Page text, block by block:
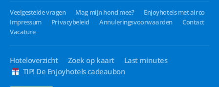
Veelgestelde vragen Mag mijn hond mee?
Enjoyhotels met airco
Impressum
Privacybeleid Annuleringsvoorwaarden
Contact
Vacature
Hoteloverzicht Zoek op kaart
Last minutes
TIP! De Enjoyhotels cadeaubon